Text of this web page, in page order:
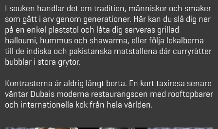
I souken handlar det om tradition, människor och smaker
som gått i arv genom generationer. Här kan du slå dig ner
på en enkel plaststol och låta dig serveras grillad
halloumi, hummus och shawarma, eller följa lokalborna
till de indiska och pakistanska matställena där curryrätter
bubblar i stora grytor.
Kontrasterna är aldrig långt borta. En kort taxiresa senare
väntar Dubais moderna restaurangscen med rooftopbarer
och internationella kök från hela världen.